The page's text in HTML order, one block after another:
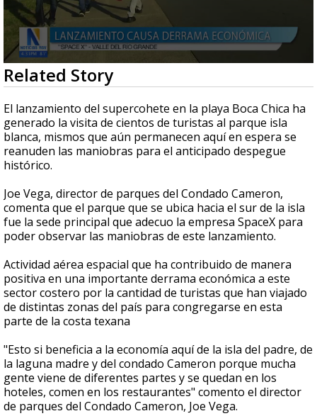
0
seconds
of
2
minutes,
47
seconds
Related Story
El lanzamiento del supercohete en la playa Boca Chica ha
generado la visita de cientos de turistas al parque isla
blanca, mismos que aún permanecen aquí en espera se
reanuden las maniobras para el anticipado despegue
histórico.
Joe Vega, director de parques del Condado Cameron,
comenta que el parque que se ubica hacia el sur de la isla
fue la sede principal que adecuo la empresa SpaceX para
poder observar las maniobras de este lanzamiento.
Actividad aérea espacial que ha contribuido de manera
positiva en una importante derrama económica a este
sector costero por la cantidad de turistas que han viajado
de distintas zonas del país para congregarse en esta
parte de la costa texana
"Esto si beneficia a la economía aquí de la isla del padre, de
la laguna madre y del condado Cameron porque mucha
gente viene de diferentes partes y se quedan en los
hoteles, comen en los restaurantes" comento el director
de parques del Condado Cameron, Joe Vega.